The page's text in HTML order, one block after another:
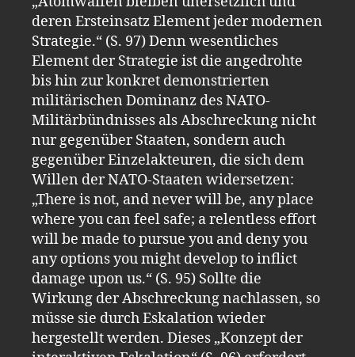
deren Ersteinsatz Element jeder modernen
Strategie.“ (S. 97) Denn wesentliches
Element der Strategie ist die angedrohte
bis hin zur konkret demonstrierten
militärischen Dominanz des NATO-
Militärbündnisses als Abschreckung nicht
nur gegenüber Staaten, sondern auch
gegenüber Einzelakteuren, die sich dem
Willen der NATO-Staaten widersetzen:
„There is not, and never will be, any place
where you can feel safe; a relentless effort
will be made to pursue you and deny you
any options you might develop to inflict
damage upon us.“ (S. 95) Sollte die
Wirkung der Abschreckung nachlassen, so
müsse sie durch Eskalation wieder
hergestellt werden. Dieses „Konzept der